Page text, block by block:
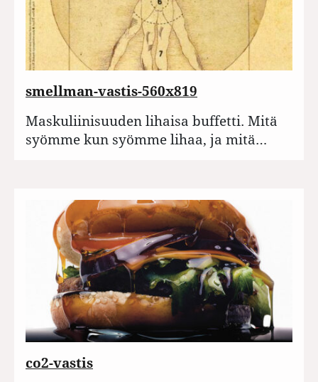
smellman-vastis-560x819
Maskuliinisuuden lihaisa buffetti. Mitä
syömme kun syömme lihaa, ja mitä…
co2-vastis